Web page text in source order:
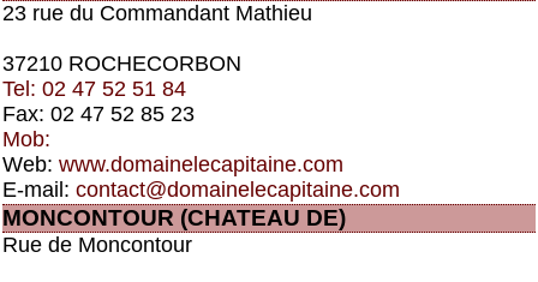
23 rue du Commandant Mathieu
37210 ROCHECORBON
Tel: 02 47 52 51 84
Fax: 02 47 52 85 23
Mob:
Web: www.domainelecapitaine.com
E-mail: contact@domainelecapitaine.com
MONCONTOUR (CHATEAU DE)
Rue de Moncontour